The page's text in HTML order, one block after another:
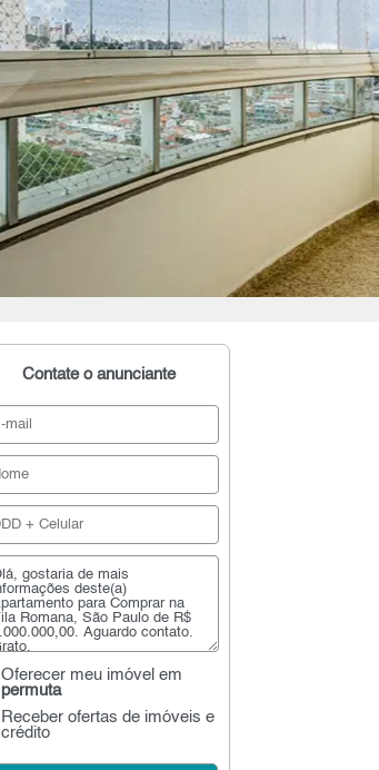
Contate o anunciante
Oferecer meu imóvel em
permuta
Receber ofertas de imóveis e
crédito